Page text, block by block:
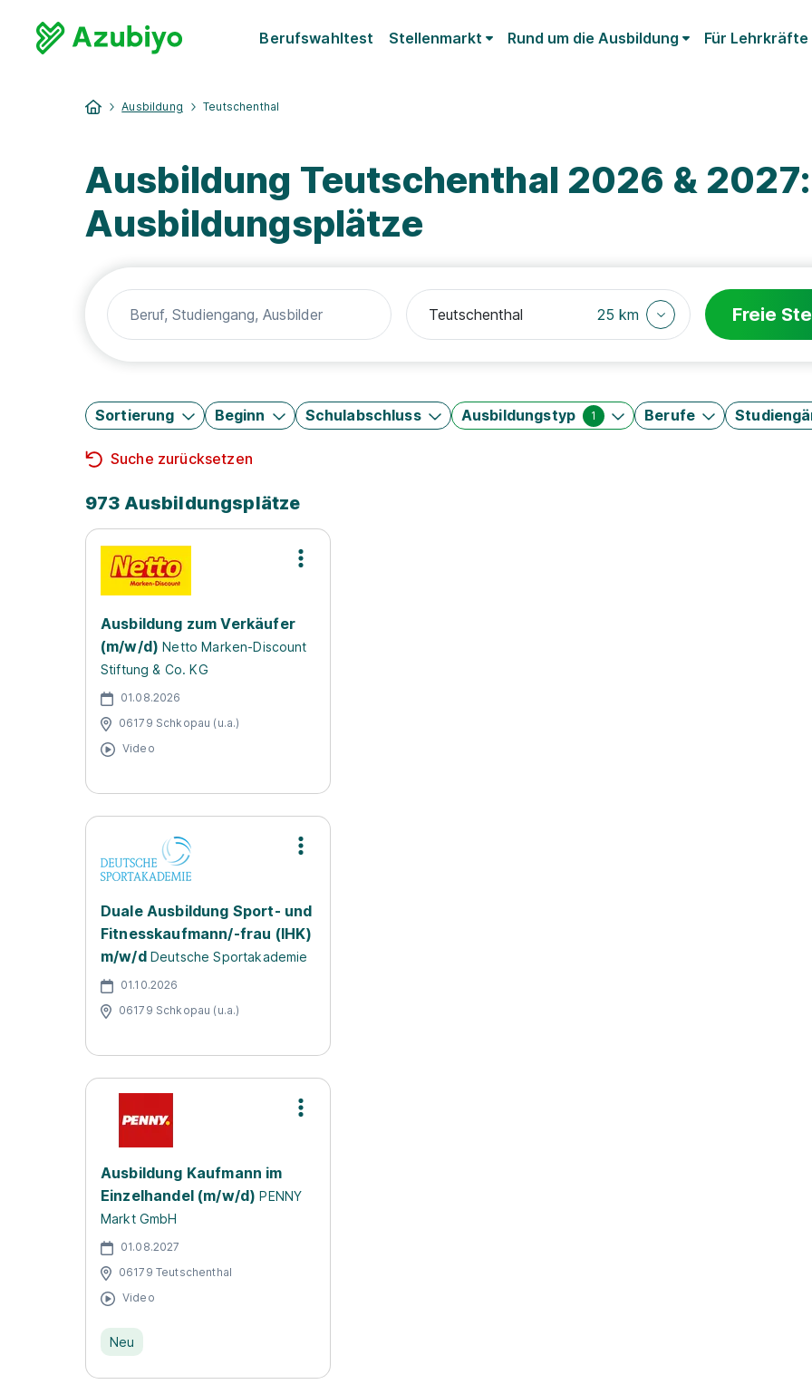
Berufswahltest Stellenmarkt Rund um die Ausbildung Für Lehrkräfte
Ausbildung Teutschenthal
Ausbildung Teutschenthal 2026 &
Ausbildungsplätze
25 km Freie
Sortierung Beginn Schulabschluss Ausbildungstyp 1 Berufe
Suche zurücksetzen
973 Ausbildungsplätze
Ausbildung zum Verkäufer
(m/w/d) Netto Marken-Discount
Stiftung & Co. KG
01.08.2026
06179 Schkopau (u.a.)
Video
Duale Ausbildung Sport- und
Fitnesskaufmann/-frau (IHK)
m/w/d Deutsche Sportakademie
01.10.2026
06179 Schkopau (u.a.)
Ausbildung Kaufmann im
Einzelhandel (m/w/d) PENNY
Markt GmbH
01.08.2027
06179 Teutschenthal
Video
Neu